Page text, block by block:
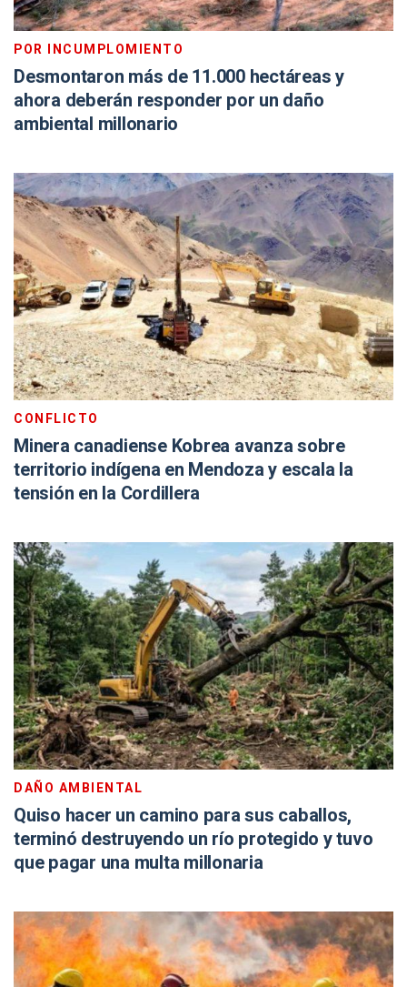
POR INCUMPLOMIENTO
Desmontaron más de 11.000 hectáreas y
ahora deberán responder por un daño
ambiental millonario
CONFLICTO
Minera canadiense Kobrea avanza sobre
territorio indígena en Mendoza y escala la
tensión en la Cordillera
DAÑO AMBIENTAL
Quiso hacer un camino para sus caballos,
terminó destruyendo un río protegido y tuvo
que pagar una multa millonaria